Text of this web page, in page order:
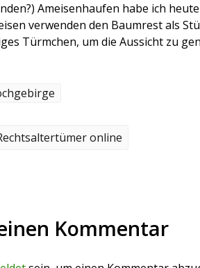
Ameisenhaufen habe ich
verwenden den Baumrest als
Türmchen, um die Aussicht zu
online
Kommentar